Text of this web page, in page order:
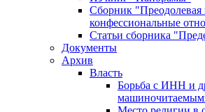
Сборник "Преодолевая
конфессиональные
Статьи сборника
Документы
Архив
Власть
Борьба с ИНН и